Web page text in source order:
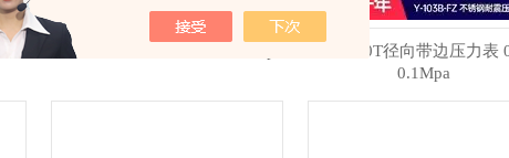
Y-60T径向带边压力表 0-0.1Mpa
Y-150T径向带边压力表
0.1Mpa